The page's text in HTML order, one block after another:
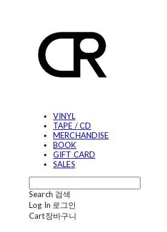
VINYL
TAPE / CD
MERCHANDISE
BOOK
GIFT CARD
SALES
Search 검색
Log In 로그인
Cart장바구니